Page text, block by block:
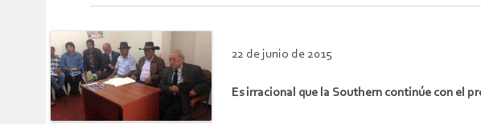
22 de junio de 2015
Es irracional que la Southern continúe con el